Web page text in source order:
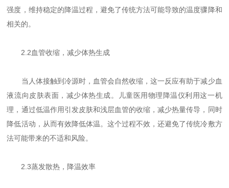
强度，维持稳定的降温过程，避免了传统方法可能导致的温度骤降和
相关的。
2.2血管收缩，减少体热生成
当人体接触到冷源时，血管会自然收缩，这一反应有助于减少血
液流向皮肤表面，减少体热生成。儿童医用物理降温仪利用这一机
理，通过低温作用引发皮肤和浅层血管的收缩，减少热量传导，同时
降低活动，从而有效降低体温。这个过程不效，还避免了传统冷敷方
法可能带来的不适和风险。
2.3蒸发散热，降温效率